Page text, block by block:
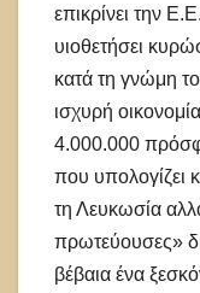
επικρίνει την
υιοθετήσει
κατά τη γνώμη
ισχυρή
4.000.000
που υπολογίζει
τη Λευκωσία
πρωτεύουσες»
βέβαια ένα